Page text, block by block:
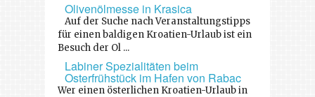
Olivenölmesse in Krasica
Auf der Suche nach Veranstaltungstipps
für einen baldigen Kroatien-Urlaub ist ein
Besuch der Ol ...
Labiner Spezialitäten beim
Osterfrühstück im Hafen von Rabac
Wer einen österlichen Kroatien-Urlaub in